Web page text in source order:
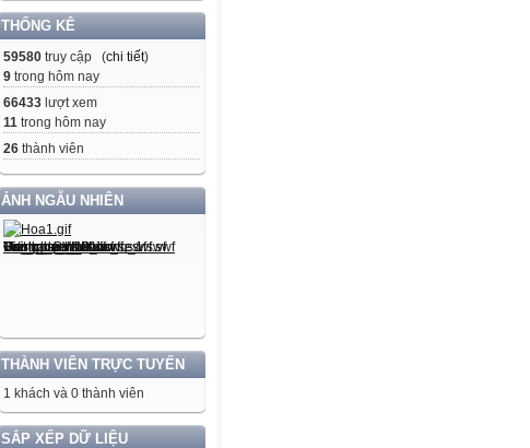
THỐNG KÊ
59580 truy cập (chi tiết)
9 trong hôm nay
66433 lượt xem
11 trong hôm nay
26 thành viên
ẢNH NGẪU NHIÊN
THÀNH VIÊN TRỰC TUYẾN
1 khách và 0 thành viên
SẮP XẾP DỮ LIỆU